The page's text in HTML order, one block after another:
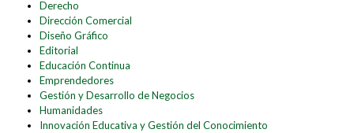
Derecho
Dirección Comercial
Diseño Gráfico
Editorial
Educación Continua
Emprendedores
Gestión y Desarrollo de Negocios
Humanidades
Innovación Educativa y Gestión del Conocimiento